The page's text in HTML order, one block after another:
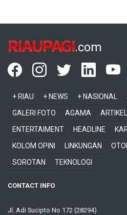
RIAUPAGI.com
+ RIAU + NEWS + NASIONAL
GALERI FOTO
AGAMA ARTIKEL
ENTERTAIMENT
HEADLINE
KOLOM OPINI
LINKUNGAN
SOROTAN
TEKNOLOGI
CONTACT INFO
Jl. Adi Sucipto No 172 (28294)